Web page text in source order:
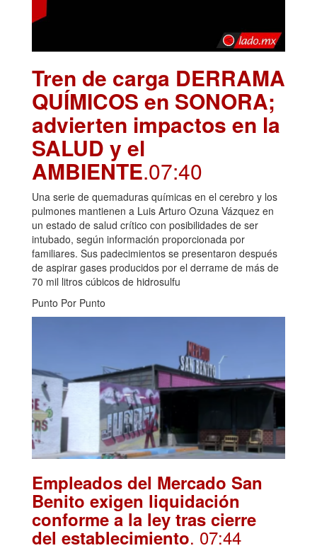
Tren de carga DERRAMA
QUÍMICOS en SONORA;
advierten impactos en la
SALUD y el
AMBIENTE.07:40
Una serie de quemaduras químicas en el cerebro y los
pulmones mantienen a Luis Arturo Ozuna Vázquez en
un estado de salud crítico con posibilidades de ser
intubado, según información proporcionada por
familiares. Sus padecimientos se presentaron después
de aspirar gases producidos por el derrame de más de
70 mil litros cúbicos de hidrosulfu
Punto Por Punto
Empleados del Mercado San
Benito exigen liquidación
conforme a la ley tras cierre
del establecimiento. 07:44